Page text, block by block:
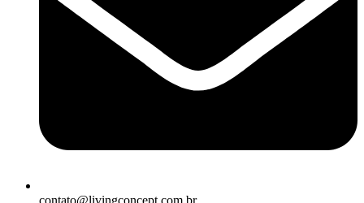
contato@livingconcept.com.br